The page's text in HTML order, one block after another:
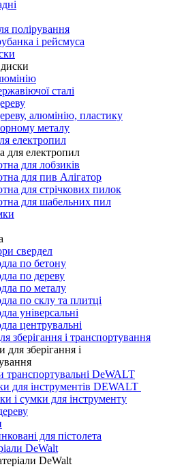
полірування
і рейсмуса
сталі
алюмінію, пластику
металу
електропил
для електропил
для лобзиків
для пив Алігатор
для стрічкових пилок
для шабельних пил
свердел
по бетону
по дереву
по металу
по склу та плитці
універсальні
центрувальні
зберігання і транспортування
для зберігання і
транспортувальні DeWALT
для інструментів DEWALT
і сумки для інструменту
для пістолета
DeWalt
DeWalt